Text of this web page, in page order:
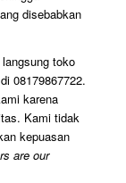
disebabkan
toko
08179867722.
karena
Kami tidak
kepuasan
are our